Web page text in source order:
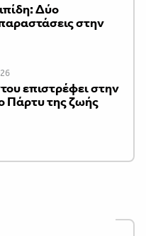
Δύο
στην
επιστρέφει στην
Πάρτυ της ζωής